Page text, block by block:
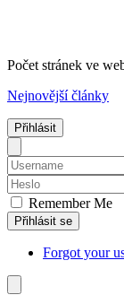
Počet stránek ve
Nejnovější články
Přihlásit
Remember Me
Přihlásit se
Forgot your